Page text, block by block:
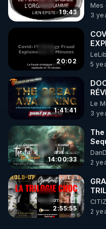
19:43
Mes
3
20:02
MIN
5
1:41:41
Le
3
14:00:33
2
2:55:55
2